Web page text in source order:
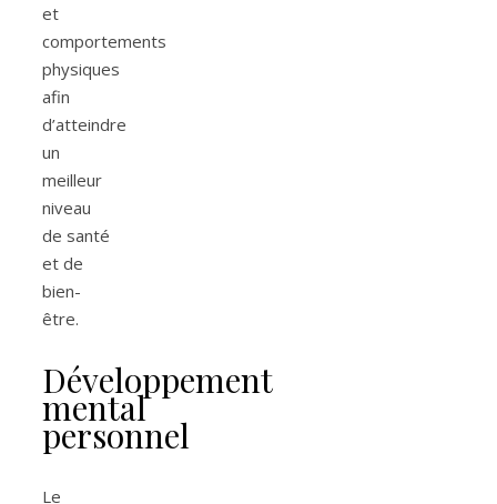
et
comportements
physiques
afin
d’atteindre
un
meilleur
niveau
de santé
et de
bien-
être.
Développement
mental
personnel
Le